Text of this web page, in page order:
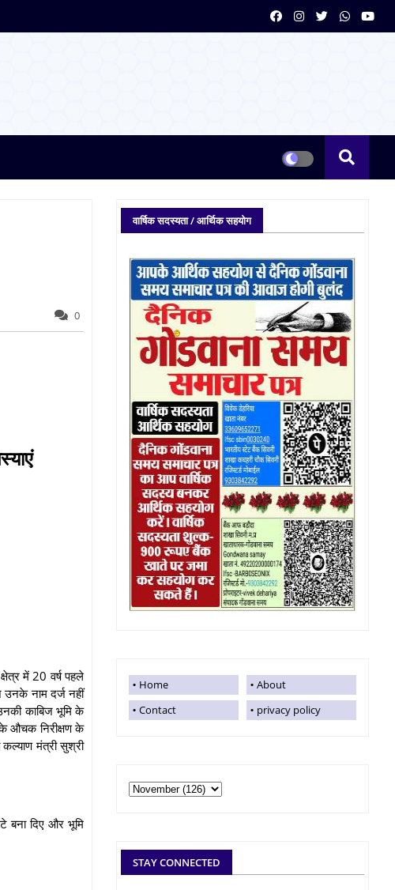
0
में 20 वर्ष पहले
उनके नाम दर्ज नहीं
काबिज भूमि के
के औचक निरीक्षण के
मंत्री सुश्री
बना दिए और भूमि
वार्षिक सदस्यता / आर्थिक सहयोग
Home
About
Contact
privacy policy
STAY CONNECTED